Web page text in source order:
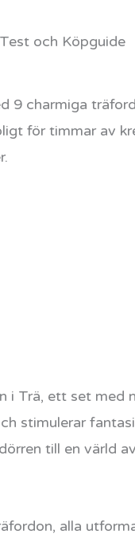
och Köpguide
9 charmiga
för timmar av
i Trä, ett set med
stimulerar
till en värld
alla